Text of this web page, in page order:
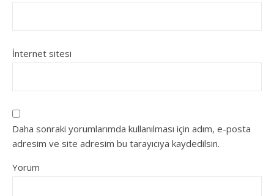
İnternet sitesi
Daha sonraki yorumlarımda kullanılması için adım, e-posta
adresim ve site adresim bu tarayıcıya kaydedilsin.
Yorum